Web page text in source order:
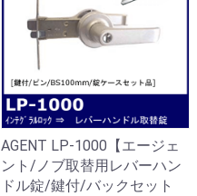
AGENT LP-1000【エージェ
ント/ノブ取替用レバーハン
ドル錠/鍵付/バックセット